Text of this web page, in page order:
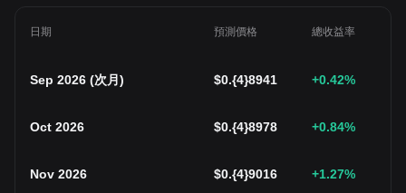
日期 預測價格 總收益率
Sep 2026 (次月 ) $0.{4}8941 +0.42%
Oct 2026 $0.{4}8978 +0.84%
Nov 2026 $0.{4}9016 +1.27%